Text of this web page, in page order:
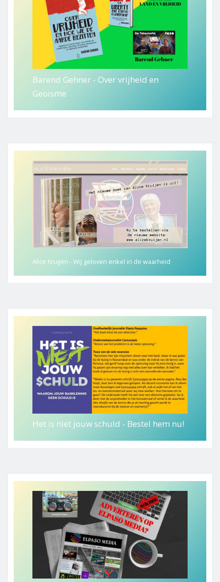
Barend Gehner - Over vrijheid en
Geoisme
Alice Kruijen - Wij geloven enkel in de waarheid
Het is niet jouw schuld - Bestel hem nu!